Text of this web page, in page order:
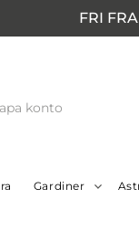
FRI
konto
Gardiner